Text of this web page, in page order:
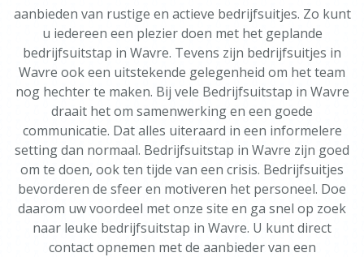
aanbieden van rustige en actieve bedrijfsuitjes. Zo kunt
u iedereen een plezier doen met het geplande
bedrijfsuitstap in Wavre. Tevens zijn bedrijfsuitjes in
Wavre ook een uitstekende gelegenheid om het team
nog hechter te maken. Bij vele Bedrijfsuitstap in Wavre
draait het om samenwerking en een goede
communicatie. Dat alles uiteraard in een informelere
setting dan normaal. Bedrijfsuitstap in Wavre zijn goed
om te doen, ook ten tijde van een crisis. Bedrijfsuitjes
bevorderen de sfeer en motiveren het personeel. Doe
daarom uw voordeel met onze site en ga snel op zoek
naar leuke bedrijfsuitstap in Wavre. U kunt direct
contact opnemen met de aanbieder van een